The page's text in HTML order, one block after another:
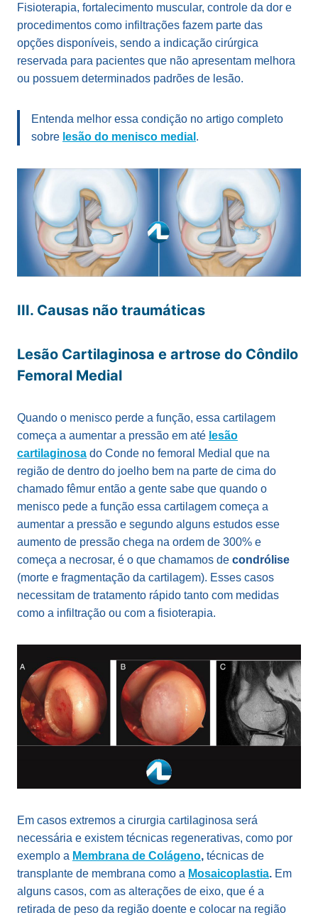
Fisioterapia, fortalecimento muscular, controle da dor e
procedimentos como infiltrações fazem parte das
opções disponíveis, sendo a indicação cirúrgica
reservada para pacientes que não apresentam melhora
ou possuem determinados padrões de lesão.
Entenda melhor essa condição no artigo completo
sobre lesão do menisco medial .
III. Causas não traumáticas
Lesão Cartilaginosa e artrose do Côndilo
Femoral Medial
Quando o menisco perde a função, essa cartilagem
começa a aumentar a pressão em até lesão
cartilaginosa do Conde no femoral Medial que na
região de dentro do joelho bem na parte de cima do
chamado fêmur então a gente sabe que quando o
menisco pede a função essa cartilagem começa a
aumentar a pressão e segundo alguns estudos esse
aumento de pressão chega na ordem de 300% e
começa a necrosar, é o que chamamos de condrólise
(morte e fragmentação da cartilagem). Esses casos
necessitam de tratamento rápido tanto com medidas
como a infiltração ou com a fisioterapia.
Em casos extremos a cirurgia cartilaginosa será
necessária e existem técnicas regenerativas, como por
exemplo a Membrana de Colágeno, técnicas de
transplante de membrana como a Mosaicoplastia. Em
alguns casos, com as alterações de eixo, que é a
retirada de peso da região doente e colocar na região